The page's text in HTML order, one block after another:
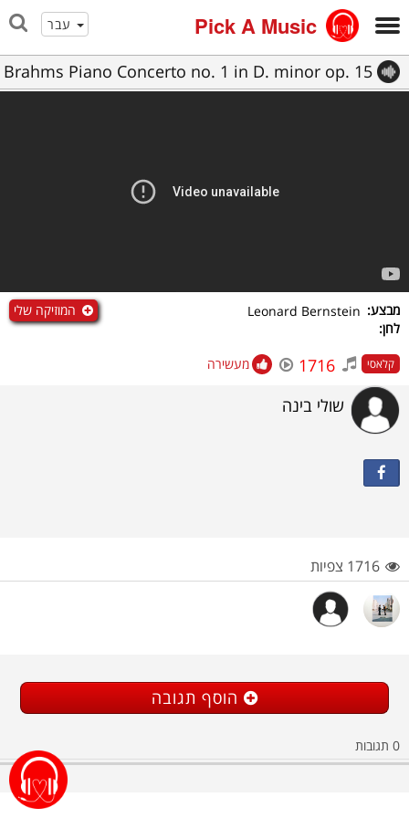
עבר Pick A Music
Brahms Piano Concerto no. 1 in D. minor op. 15
מבצע: Leonard Bernstein
לחן:
המוזיקה שלי
קלאסי 1716 מעשירה
שולי בינה
1716 צפיות
הוסף תגובה
0 תגובות